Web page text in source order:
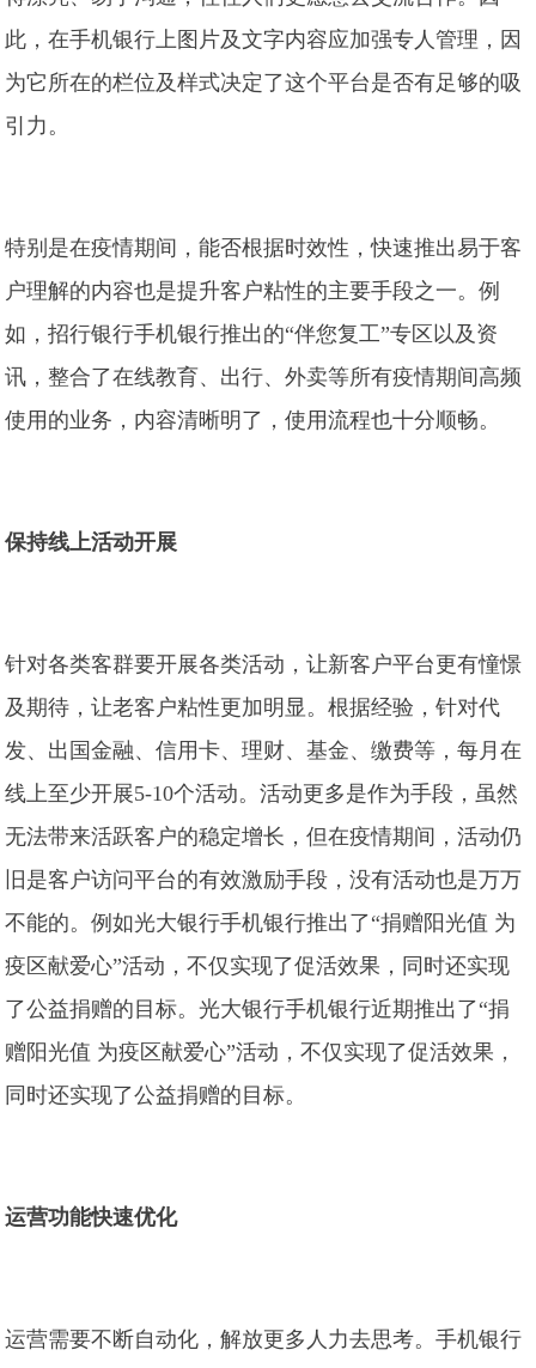
此，在手机银行上图片及文字内容应加强专人管理，因
为它所在的栏位及样式决定了这个平台是否有足够的吸
引力。
特别是在疫情期间，能否根据时效性，快速推出易于客
户理解的内容也是提升客户粘性的主要手段之一。例
如，招行银行手机银行推出的“伴您复工”专区以及资
讯，整合了在线教育、出行、外卖等所有疫情期间高频
使用的业务，内容清晰明了，使用流程也十分顺畅。
保持线上活动开展
针对各类客群要开展各类活动，让新客户平台更有憧憬
及期待，让老客户粘性更加明显。根据经验，针对代
发、出国金融、信用卡、理财、基金、缴费等，每月在
线上至少开展5-10个活动。活动更多是作为手段，虽然
无法带来活跃客户的稳定增长，但在疫情期间，活动仍
旧是客户访问平台的有效激励手段，没有活动也是万万
不能的。例如光大银行手机银行推出了“捐赠阳光值 为
疫区献爱心”活动，不仅实现了促活效果，同时还实现
了公益捐赠的目标。光大银行手机银行近期推出了“捐
赠阳光值 为疫区献爱心”活动，不仅实现了促活效果，
同时还实现了公益捐赠的目标。
运营功能快速优化
运营需要不断自动化，解放更多人力去思考。手机银行